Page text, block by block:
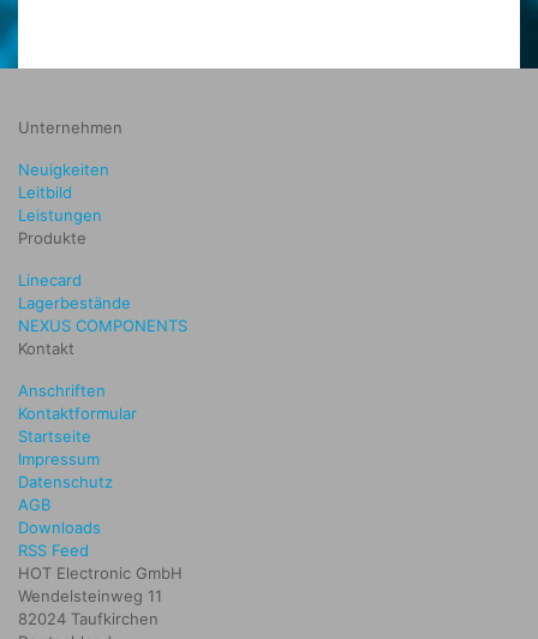
Unternehmen
Neuigkeiten
Leitbild
Leistungen
Produkte
Linecard
Lagerbestände
NEXUS COMPONENTS
Kontakt
Anschriften
Kontaktformular
Startseite
Impressum
Datenschutz
AGB
Downloads
RSS Feed
HOT Electronic GmbH
Wendelsteinweg 11
82024 Taufkirchen